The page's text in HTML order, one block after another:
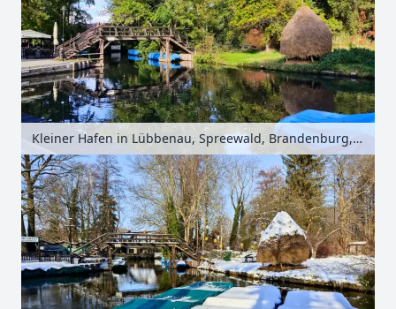
Kleiner Hafen in Lübbenau, Spreewald, Brandenburg, Deutschland